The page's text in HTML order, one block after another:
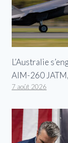
L’Australie
AIM-260
7 août 2026